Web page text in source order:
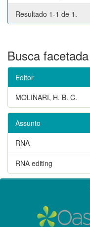
Resultado 1-1 de 1.
Busca facetada
Editor
MOLINARI, H. B. C.
Assunto
RNA
RNA editing